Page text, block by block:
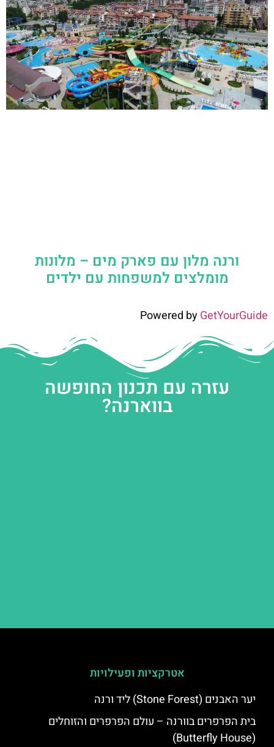
ורנה מלון עם פארק מים – מלונות
מומלצים למשפחות עם ילדים
Powered byGetYourGuide
עזרה עם תכנון החופשה
בווארנה?
אטרקציות ופעילויות
יער האבנים (Stone Forest) ליד ורנה
בית הפרפרים בוורנה – עולם הפרפרים והזוחלים
(Butterfly House)